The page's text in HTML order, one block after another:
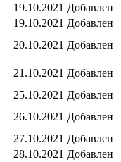
19.10.2021 Добавлен
19.10.2021 Добавлен
20.10.2021 Добавлен
21.10.2021 Добавлен
25.10.2021 Добавлен
26.10.2021 Добавлен
27.10.2021 Добавлен
28.10.2021 Добавлен